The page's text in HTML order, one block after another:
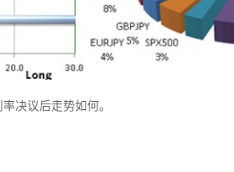
决议后走势如何。